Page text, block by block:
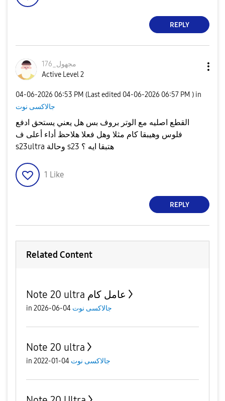
REPLY
مجهول_176
Active Level 2
‎04-06-2026 06:53 PM (Last edited ‎04-06-2026 06:57 PM ) in
جالاكسى نوت
القطع اصليه مع الوتر بروف بس هل يعني يستحق ادفع
فلوس وهيبقا كام مثلا وهل فعلا هلاحظ أداء أعلى ف
s23ultra وحالة s23 هتبقا ايه ؟
1 Like
REPLY
Related Content
Note 20 ultra عامل كام
in جالاكسى نوت 04-06-2026
Note 20 ultra
in جالاكسى نوت 04-01-2022